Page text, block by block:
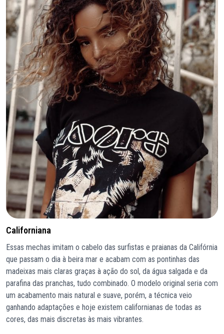
Californiana
Essas mechas imitam o cabelo das surfistas e praianas da Califórnia
que passam o dia à beira mar e acabam com as pontinhas das
madeixas mais claras graças à ação do sol, da água salgada e da
parafina das pranchas, tudo combinado. O modelo original seria com
um acabamento mais natural e suave, porém, a técnica veio
ganhando adaptações e hoje existem californianas de todas as
cores, das mais discretas às mais vibrantes.